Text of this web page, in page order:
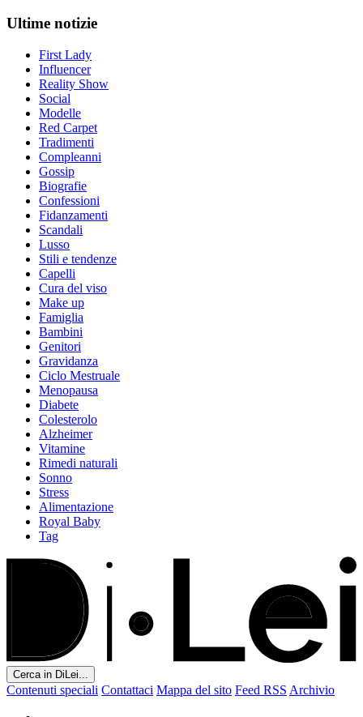
Ultime notizie
First Lady
Influencer
Reality Show
Social
Modelle
Red Carpet
Tradimenti
Compleanni
Gossip
Biografie
Confessioni
Fidanzamenti
Scandali
Lusso
Stili e tendenze
Capelli
Cura del viso
Make up
Famiglia
Bambini
Genitori
Gravidanza
Ciclo Mestruale
Menopausa
Diabete
Colesterolo
Alzheimer
Vitamine
Rimedi naturali
Sonno
Stress
Alimentazione
Royal Baby
Tag
Cerca in DiLei...
Contenuti speciali Contattaci Mappa del sito Feed RSS Archivio